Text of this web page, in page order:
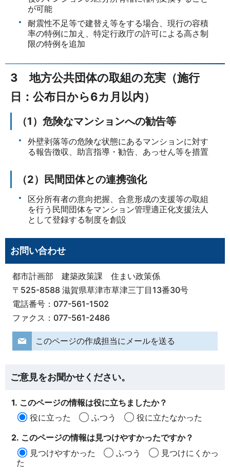
が可能
耐震性不足等で建替え等をする場合、現行の容積
率の特例に加え、特定行政庁の許可による高さ制
限の特例を追加
3 地方公共団体の取組の充実（施行
日：公布日から6カ月以内）
（1）危険なマンションへの勧告等
外壁剥落等の危険な状態にあるマンションに対す
る報告徴収、助言指導・勧告、あっせん等を措置
（2）民間団体との連携強化
区分所有者の意向把握、合意形成の支援等の取組
を行う民間団体をマンション管理適正化支援法人
として登録する制度を創設
お問い合わせ
都市計画部 建築政策課 住まい政策係
〒525-8588 滋賀県草津市草津三丁目13番30号
電話番号：077-561-1502
ファクス：077-561-2486
このページの作成担当にメールを送る
ご意見をお聞かせください。
1. このページの情報は役に立ちましたか？
役に立った
ふつう
役に立たなかった
2. このページの情報は見つけやすかったですか？
見つけやすかった
ふつう
見つけにくかっ
た